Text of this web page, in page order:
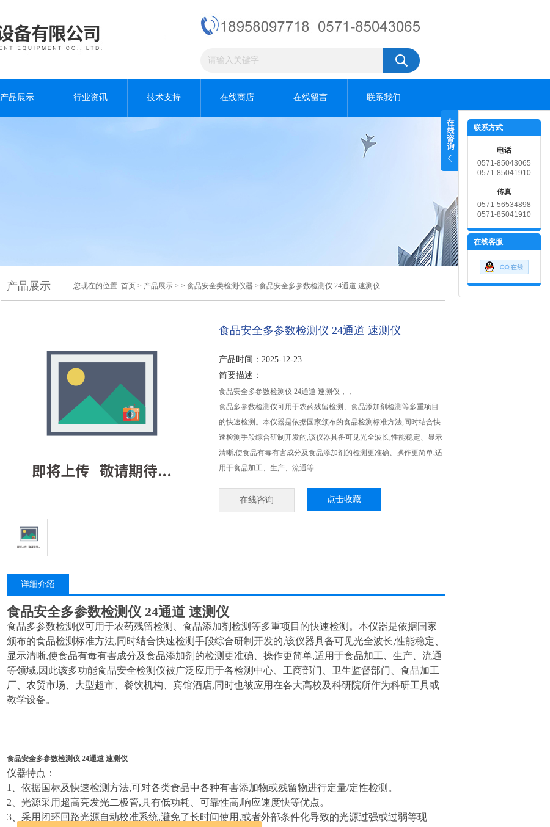
产品展示 行业资讯 技术支持 在线商店 在线留言 联系我们
产品展示 您现在的位置: 首页 > 产品展示 > > 食品安全类检测仪器 >食品安全多参数检测仪 24通道 速测仪
食品安全多参数检测仪 24通道 速测仪
产品时间：2025-12-23
简要描述：
食品安全多参数检测仪 24通道 速测仪，，
食品多参数检测仪可用于农药残留检测、食品添加剂检测等多重项目
的快速检测。本仪器是依据国家颁布的食品检测标准方法,同时结合快
速检测手段综合研制开发的,该仪器具备可见光全波长,性能稳定、显示
清晰,使食品有毒有害成分及食品添加剂的检测更准确、操作更简单,适
用于食品加工、生产、流通等
在线咨询 点击收藏
详细介绍
食品安全多参数检测仪 24通道 速测仪
食品多参数检测仪可用于农药残留检测、食品添加剂检测等多重项目的快速检测。本仪器是依据国 家
颁布的食品检测标准方法,同时结合快速检测手段综合研制开发的,该仪器具备可见光全波长,性能稳定、
显示清晰,使食品有毒有害成分及食品添加剂的检测更准确、操作更简单,适用于食品加工、生产、流通
等领域,因此该多功能食品安全检测仪被广泛应用于各检测中心、工商部门、卫生监督部门、食品加工
厂、农贸市场、大型超市、餐饮机构、宾馆酒店,同时也被应用在各大高校及科研院所作为科研工具或
教学设备。
食品安全多参数检测仪 24通道 速测仪
仪器特点：
1、依据国标及快速检测方法,可对各类食品中各种有害添加物或残留物进行定量/定性检测。
2、光源采用超高亮发光二极管,具有低功耗、可靠性高,响应速度快等优点。
3、采用闭环回路光源自动校准系统,避免了长时间使用,或者外部条件化导致的光源过强或过弱等现
联系方式
电话
0571-85043065
0571-85041910
传真
0571-56534898
0571-85041910
在线客服